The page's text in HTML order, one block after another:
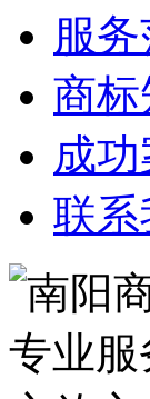
服务
商标
成功
联系